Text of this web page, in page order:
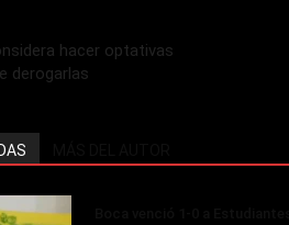
hacer optativas
derogarlas